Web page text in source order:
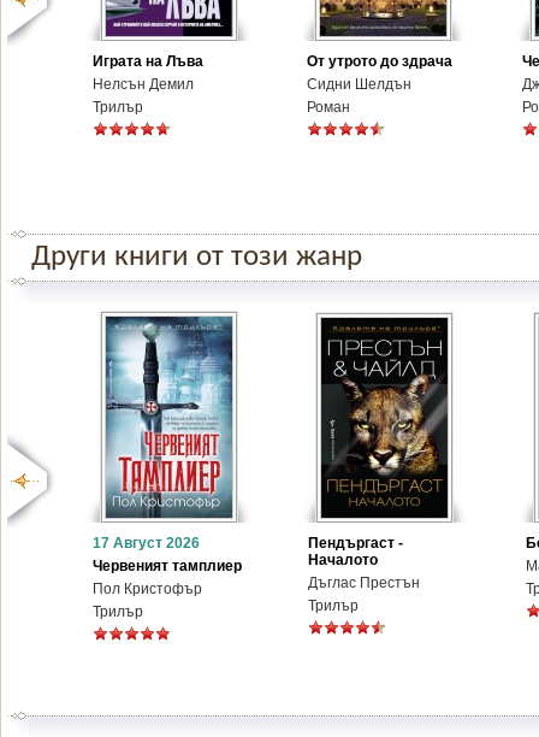
Играта на Лъва
Нелсън Демил
Трилър
От утрото до здрача
Сидни Шелдън
Роман
Други книги от този жанр
17 Август 2026
Червеният тамплиер
Пол Кристофър
Трилър
Пендъргаст -
Началото
Дъглас Престън
Трилър